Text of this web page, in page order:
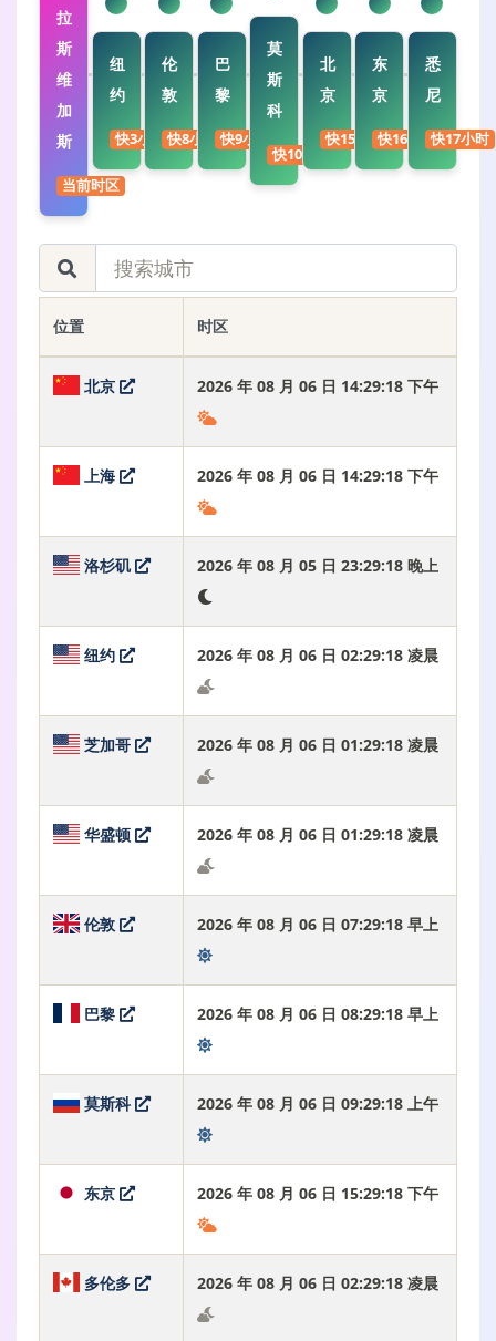
拉
斯
维
加
斯
当前时区
纽
约
快3小时
伦
敦
快8小时
巴
黎
快9小时
莫
斯
科
快10小时
北
京
快15小时
东
京
快16小时
悉
尼
快17小时
位置 时区
北京 2026 年 08 月 06 日 14:29:19 下午
上海 2026 年 08 月 06 日 14:29:19 下午
洛杉矶 2026 年 08 月 05 日 23:29:19 晚上
纽约 2026 年 08 月 06 日 02:29:19 凌晨
芝加哥 2026 年 08 月 06 日 01:29:19 凌晨
华盛顿 2026 年 08 月 06 日 01:29:19 凌晨
伦敦 2026 年 08 月 06 日 07:29:19 早上
巴黎 2026 年 08 月 06 日 08:29:19 早上
莫斯科 2026 年 08 月 06 日 09:29:19 上午
东京 2026 年 08 月 06 日 15:29:19 下午
多伦多 2026 年 08 月 06 日 02:29:19 凌晨